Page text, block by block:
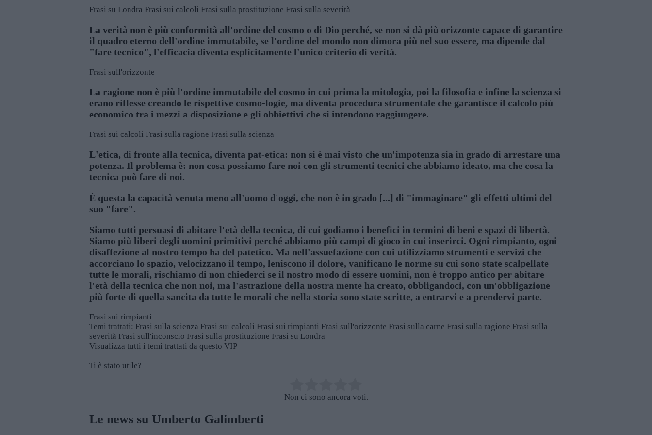
Frasi su Londra Frasi sui calcoli Frasi sulla prostituzione Frasi sulla severità
La verità non è più conformità all'ordine del cosmo o di Dio perché, se non si dà più orizzonte capace di garantire
il quadro eterno dell'ordine immutabile, se l'ordine del mondo non dimora più nel suo essere, ma dipende dal
"fare tecnico", l'efficacia diventa esplicitamente l'unico criterio di verità.
Frasi sull'orizzonte
La ragione non è più l'ordine immutabile del cosmo in cui prima la mitologia, poi la filosofia e infine la scienza si
erano riflesse creando le rispettive cosmo-logie, ma diventa procedura strumentale che garantisce il calcolo più
economico tra i mezzi a disposizione e gli obbiettivi che si intendono raggiungere.
Frasi sui calcoli Frasi sulla ragione Frasi sulla scienza
L'etica, di fronte alla tecnica, diventa pat-etica: non si è mai visto che un'impotenza sia in grado di arrestare una
potenza. Il problema è: non cosa possiamo fare noi con gli strumenti tecnici che abbiamo ideato, ma che cosa la
tecnica può fare di noi.
È questa la capacità venuta meno all'uomo d'oggi, che non è in grado [...] di "immaginare" gli effetti ultimi del
suo "fare".
Siamo tutti persuasi di abitare l'età della tecnica, di cui godiamo i benefici in termini di beni e spazi di libertà.
Siamo più liberi degli uomini primitivi perché abbiamo più campi di gioco in cui inserirci. Ogni rimpianto, ogni
disaffezione al nostro tempo ha del patetico. Ma nell'assuefazione con cui utilizziamo strumenti e servizi che
accorciano lo spazio, velocizzano il tempo, leniscono il dolore, vanificano le norme su cui sono state scalpellate
tutte le morali, rischiamo di non chiederci se il nostro modo di essere uomini, non è troppo antico per abitare
l'età della tecnica che non noi, ma l'astrazione della nostra mente ha creato, obbligandoci, con un'obbligazione
più forte di quella sancita da tutte le morali che nella storia sono state scritte, a entrarvi e a prendervi parte.
Frasi sui rimpianti
Temi trattati: Frasi sulla scienza Frasi sui calcoli Frasi sui rimpianti Frasi sull'orizzonte Frasi sulla carne Frasi sulla ragione Frasi sulla
severità Frasi sull'inconscio Frasi sulla prostituzione Frasi su Londra
Visualizza tutti i temi trattati da questo VIP
Ti è stato utile?
Non ci sono ancora voti.
Le news su Umberto Galimberti